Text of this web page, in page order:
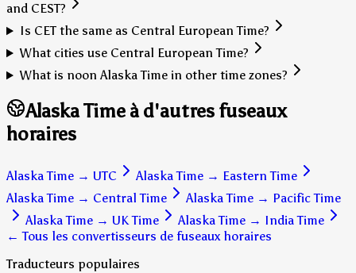
and CEST?
Is CET the same as Central European Time?
What cities use Central European Time?
What is noon Alaska Time in other time zones?
Alaska Time à d'autres fuseaux
horaires
Alaska Time → UTC Alaska Time → Eastern Time
Alaska Time → Central Time Alaska Time → Pacific Time
Alaska Time → UK Time Alaska Time → India Time
← Tous les convertisseurs de fuseaux horaires
Traducteurs populaires